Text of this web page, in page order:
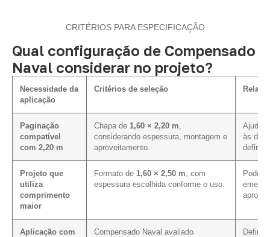
CRITÉRIOS PARA ESPECIFICAÇÃO
Qual configuração de Compensado
Naval considerar no projeto?
Necessidade da
aplicação
Critérios de seleção
Paginação
compatível
com 2,20 m
Chapa de 1,60 × 2,20 m
considerando espessura, montagem e
aproveitamento.
Ajuda
às
Projeto que
utiliza
comprimento
maior
Formato de 1,60 × 2,50 m , com
espessura escolhida conforme o uso.
Pode
Aplicação com
Compensado Naval avaliado
Define